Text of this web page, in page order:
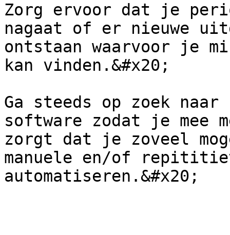
Zorg ervoor dat je
nagaat of er nieuwe
ontstaan waarvoor je
kan vinden.&#x20;
Ga steeds op zoek naar
software zodat je mee
zorgt dat je zoveel
manuele en/of